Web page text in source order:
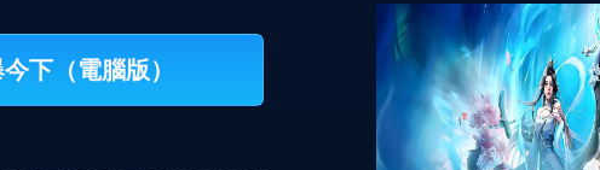
下（電腦版）